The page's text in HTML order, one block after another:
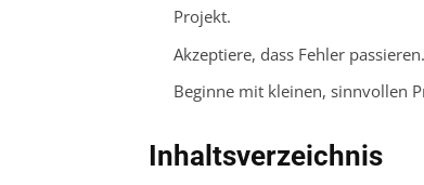
Projekt.
Akzeptiere, dass Fehler
Beginne mit kleinen, sinnvollen
Inhaltsverzeichnis